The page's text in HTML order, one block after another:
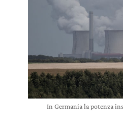
In Germania la potenza